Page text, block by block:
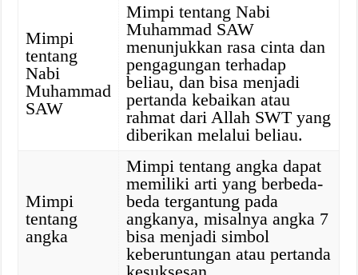
Mimpi
tentang
Nabi
Muhammad
SAW
Mimpi tentang Nabi
Muhammad SAW
menunjukkan rasa cinta dan
pengagungan terhadap
beliau, dan bisa menjadi
pertanda kebaikan atau
rahmat dari Allah SWT yang
diberikan melalui beliau.
Mimpi
tentang
angka
Mimpi tentang angka dapat
memiliki arti yang berbeda-
beda tergantung pada
angkanya, misalnya angka 7
bisa menjadi simbol
keberuntungan atau pertanda